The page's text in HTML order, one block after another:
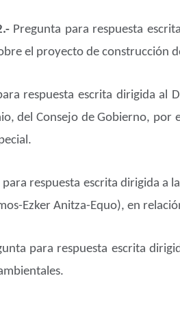
Pregunta para respuesta
el proyecto de construcción
respuesta escrita dirigida al
del Consejo de Gobierno, por
para respuesta escrita dirigida a
Ezker Anitza-Equo), en
para respuesta escrita